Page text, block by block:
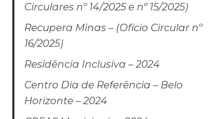
Circulares nº 14/2025 e nº 15/2025)
Recupera Minas – (Ofício Circular nº
16/2025)
Residência Inclusiva – 2024
Centro Dia de Referência – Belo
Horizonte – 2024